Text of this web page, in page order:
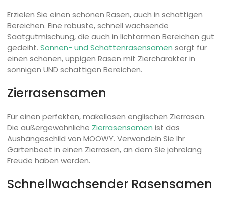
Erzielen Sie einen schönen Rasen, auch in schattigen
Bereichen. Eine robuste, schnell wachsende
Saatgutmischung, die auch in lichtarmen Bereichen gut
gedeiht. Sonnen- und Schattenrasensamen sorgt für
einen schönen, üppigen Rasen mit Ziercharakter in
sonnigen UND schattigen Bereichen.
Zierrasensamen
Für einen perfekten, makellosen englischen Zierrasen.
Die außergewöhnliche Zierrasensamen ist das
Aushängeschild von MOOWY. Verwandeln Sie Ihr
Gartenbeet in einen Zierrasen, an dem Sie jahrelang
Freude haben werden.
Schnellwachsender Rasensamen